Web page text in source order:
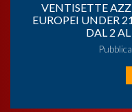
VENTISETTE
EUROPEI UNDER
DAL 2